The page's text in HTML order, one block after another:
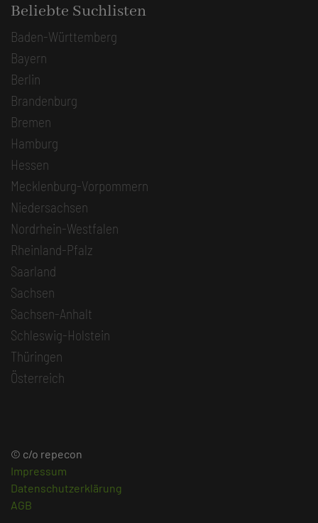
Beliebte Suchlisten
Baden-Württemberg
Bayern
Berlin
Brandenburg
Bremen
Hamburg
Hessen
Mecklenburg-Vorpommern
Niedersachsen
Nordrhein-Westfalen
Rheinland-Pfalz
Saarland
Sachsen
Sachsen-Anhalt
Schleswig-Holstein
Thüringen
Österreich
© c/o repecon
Impressum
Datenschutzerklärung
AGB